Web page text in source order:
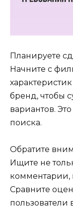
Планируете
Начните с
бренд, чтобы
вариантов.
поиска.
Обратите
Ищите не
комментарии,
Сравните
пользователи